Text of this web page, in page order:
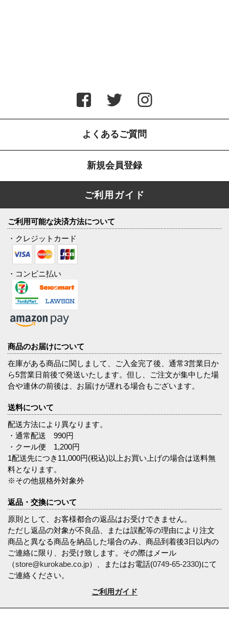
よくあるご質問
新規会員登録
ご利用ガイド
ご利用可能な決済方法について
・クレジットカード
・コンビニ払い
商品のお届けについて
在庫がある商品に関しまして、ご入金完了後、通常3営業日か
ら5営業日前後で発送いたします。但し、ご注文が集中した場
合や連休の前後は、お届けが遅れる場合もございます。
送料について
配送方法により異なります。
・通常配送 990円
・クール便 1,200円
1配送先につき11,000円(税込)以上お買い上げの場合は送料無
料となります。
※その他規格外対象外
返品・交換について
原則として、お客様都合の返品はお受けできません。
ただし返品の対象が不良品、または誤配等の理由により注文
商品と異なる商品を納品した場合のみ、商品到着後3日以内の
ご連絡に限り、お受け致します。その際はメール
（store@kurokabe.co.jp）、またはお電話(0749-65-2330)にて
ご連絡ください。
ご利用ガイド